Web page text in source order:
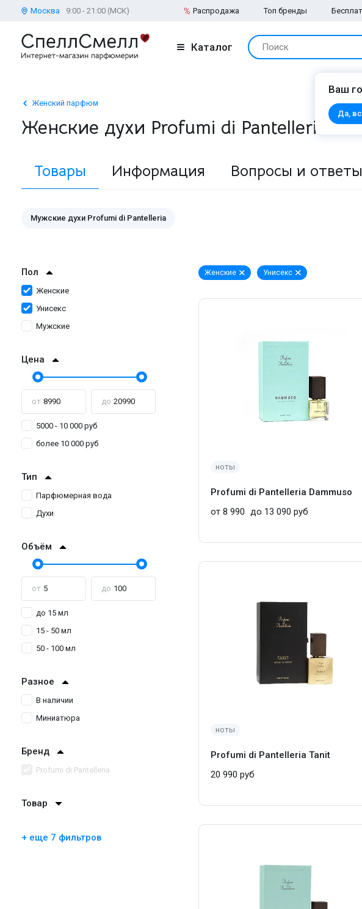
Москва 9:00 - 21:00 (МСК) Распродажа Топ бренды
Каталог Поиск
Ваш
Да,
Женский парфюм
Женские духи Profumi di Pantelleria
Товары Информация Вопросы и ответы
Мужские духи Profumi di Pantelleria
Пол
Женские
Унисекс
Мужские
Цена
от до
5000 - 10 000 руб
более 10 000 руб
Тип
Парфюмерная вода
Духи
Объём
от до
до 15 мл
15 - 50 мл
50 - 100 мл
Разное
В наличии
Миниатюра
Бренд
Profumi di Pantelleria
Товар
+ еще 7 фильтров
Женские Унисекс
ноты
Profumi di Pantelleria Dammuso
от 8 990
до 13 090 руб
ноты
Profumi di Pantelleria Tanit
20 990 руб